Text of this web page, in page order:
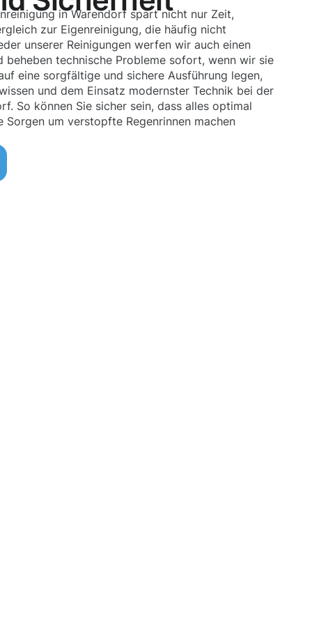
in Warendorf spart nicht nur Zeit,
zur Eigenreinigung, die häufig nicht
unserer Reinigungen werfen wir auch einen
beheben technische Probleme sofort, wenn wir sie
eine sorgfältige und sichere Ausführung legen,
und dem Einsatz modernster Technik bei der
So können Sie sicher sein, dass alles optimal
um verstopfte Regenrinnen machen